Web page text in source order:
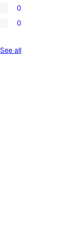
0
0
See allreviews